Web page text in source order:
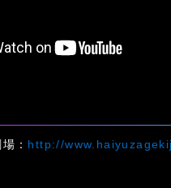
： http://